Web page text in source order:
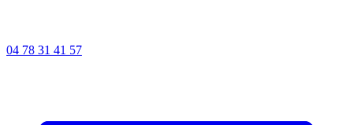
04 78 31 41 57